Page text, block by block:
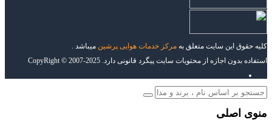
کلیه حقوق این سایت متعلق به مرکز خدمات هوایی پرشین میباشد .
استفاده بدون اجازه از محتویات سایت پیگرد قانونی دارد. CopyRight © 2007-2025
منوی اصلی